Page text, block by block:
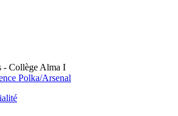
- Collège Alma I
Polka/Arsenal